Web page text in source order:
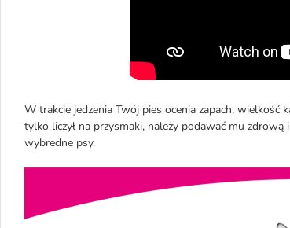
W trakcie jedzenia Twój pies ocenia zapach, wielkość
tylko liczył na przysmaki, należy podawać mu
wybredne psy.